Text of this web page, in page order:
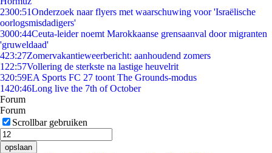
2300:51Onderzoek naar flyers met waarschuwing voor 'Israëlische
oorlogsmisdadigers'
3000:44Ceuta-leider noemt Marokkaanse grensaanval door migranten
'gruweldaad'
423:27Zomervakantieweerbericht: aanhoudend zomers
1 22:57Vollering de sterkste na lastige heuvelrit
320:59EA Sports FC 27 toont The Grounds-modus
1420:46Long live the 7th of October
Forum
Forum
Scrollbar gebruiken
opslaan